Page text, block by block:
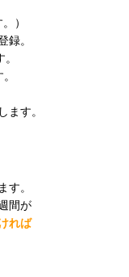
）
録。
ます。
す。
間が
れば